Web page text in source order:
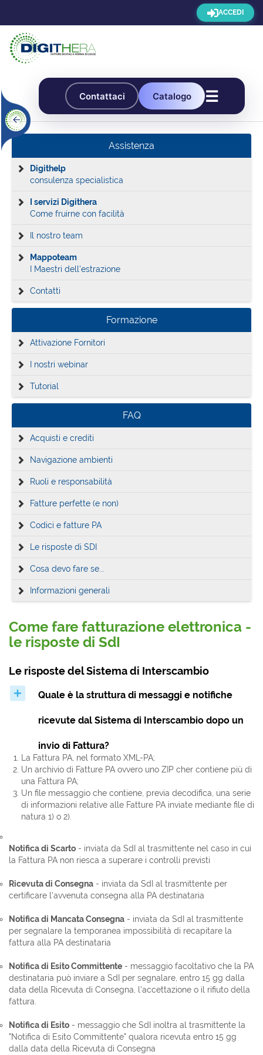
ACCEDI
Contattaci Catalogo ☰
Assistenza
Digithelp
consulenza specialistica
I servizi Digithera
Come fruirne con facilità
Il nostro team
Mappoteam
I Maestri dell'estrazione
Contatti
Formazione
Attivazione Fornitori
I nostri webinar
Tutorial
FAQ
Acquisti e crediti
Navigazione ambienti
Ruoli e responsabilità
Fatture perfette (e non)
Codici e fatture PA
Le risposte di SDI
Cosa devo fare se...
Informazioni generali
Come fare fatturazione elettronica -
le risposte di SdI
Le risposte del Sistema di Interscambio
Quale è la struttura di messaggi e notifiche
ricevute dal Sistema di Interscambio dopo un
invio di Fattura?
La Fattura PA, nel formato XML-PA;
Un archivio di Fatture PA ovvero uno ZIP cher contiene più di
una Fattura PA;
Un file messaggio che contiene, previa decodifica, una serie
di informazioni relative alle Fatture PA inviate mediante file di
natura 1) o 2).
Notifica di Scarto - inviata da SdI al trasmittente nel caso in cui
la Fattura PA non riesca a superare i controlli previsti
Ricevuta di Consegna - inviata da SdI al trasmittente per
certificare l'avvenuta consegna alla PA destinataria
Notifica di Mancata Consegna - inviata da SdI al trasmittente
per segnalare la temporanea impossibilità di recapitare la
fattura alla PA destinataria
Notifica di Esito Committente - messaggio facoltativo che la PA
destinataria può inviare a SdI per segnalare, entro 15 gg dalla
data della Ricevuta di Consegna, l'accettazione o il rifiuto della
fattura.
Notifica di Esito - messaggio che SdI inoltra al trasmittente la
"Notifica di Esito Committente" qualora ricevuta entro 15 gg
dalla data della Ricevuta di Consegna